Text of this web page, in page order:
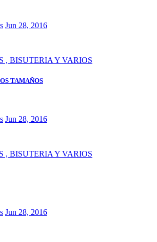
Jun 28, 2016
, BISUTERIA Y VARIOS
TAMAÑOS
Jun 28, 2016
, BISUTERIA Y VARIOS
Jun 28, 2016